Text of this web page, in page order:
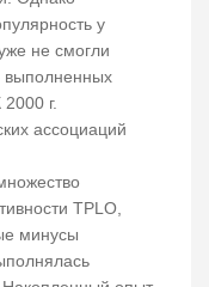
у
не смогли
выполненных
г.
ассоциаций
TPLO,
минусы